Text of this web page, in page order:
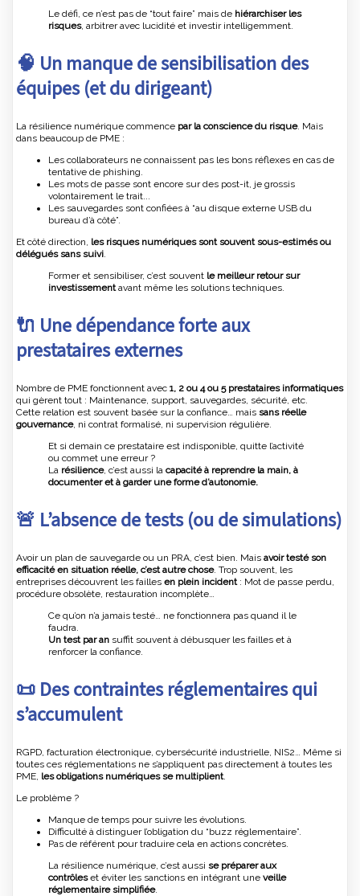
Le défi, ce n’est pas de “tout faire” mais de hiérarchiser les
risques, arbitrer avec lucidité et investir intelligemment.
🧠 Un manque de sensibilisation des
équipes (et du dirigeant)
La résilience numérique commence par la conscience du risque. Mais
dans beaucoup de PME :
Les collaborateurs ne connaissent pas les bons réflexes en cas de
tentative de phishing.
Les mots de passe sont encore sur des post-it, je grossis
volontairement le trait...
Les sauvegardes sont confiées à “au disque externe USB du
bureau d’à côté”.
Et côté direction, les risques numériques sont souvent sous-estimés ou
délégués sans suivi
Former et sensibiliser, c’est souvent le meilleur retour sur
investissement avant même les solutions techniques.
🔌 Une dépendance forte aux
prestataires externes
Nombre de PME fonctionnent avec 1, 2 ou 4 ou 5 prestataires informatiques
qui gèrent tout : Maintenance, support, sauvegardes, sécurité, etc.
Cette relation est souvent basée sur la confiance… mais sans réelle
gouvernance, ni contrat formalisé, ni supervision régulière.
Et si demain ce prestataire est indisponible, quitte l’activité
ou commet une erreur ?
La résilience, c’est aussi la capacité à reprendre la main, à
documenter et à garder une forme d’autonomie.
🚨 L’absence de tests (ou de simulations)
Avoir un plan de sauvegarde ou un PRA, c’est bien. Mais avoir testé son
efficacité en situation réelle, c’est autre chose. Trop souvent, les
entreprises découvrent les failles en plein incident : Mot de passe perdu,
procédure obsolète, restauration incomplète…
Ce qu’on n’a jamais testé… ne fonctionnera pas quand il le
faudra.
Un test par an suffit souvent à débusquer les failles et à
renforcer la confiance.
📜 Des contraintes réglementaires qui
s’accumulent
RGPD, facturation électronique, cybersécurité industrielle, NIS2… Même si
toutes ces réglementations ne s’appliquent pas directement à toutes les
PME, les obligations numériques se multiplient
Le problème ?
Manque de temps pour suivre les évolutions.
Difficulté à distinguer l’obligation du “buzz réglementaire”.
Pas de référent pour traduire cela en actions concrètes.
La résilience numérique, c’est aussi se préparer aux
contrôleset éviter les sanctions en intégrant une veille
réglementaire simplifiée.